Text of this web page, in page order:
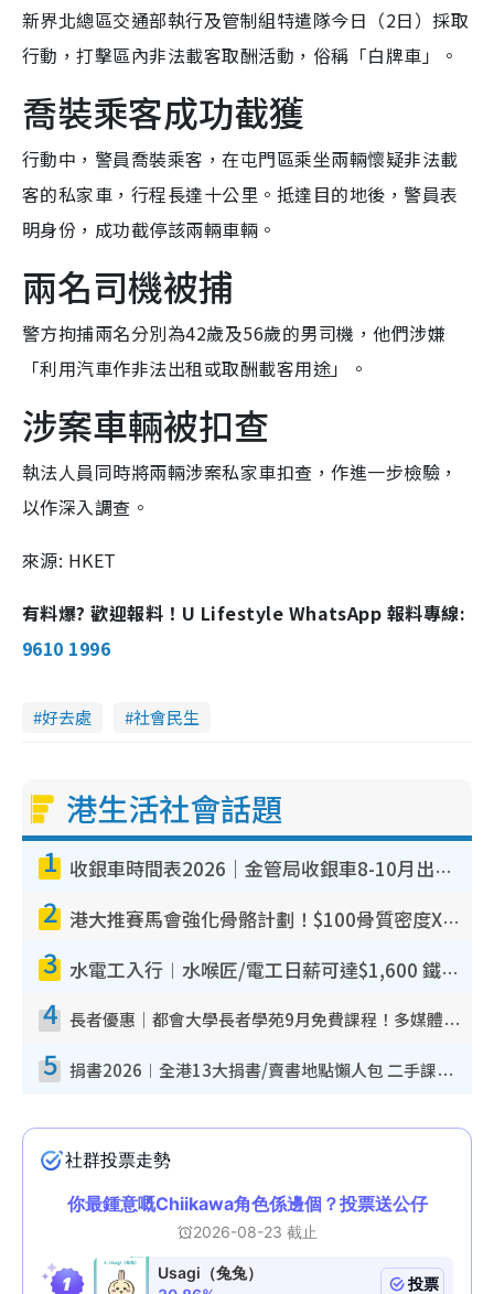
新界北總區交通部執行及管制組特遣隊今日（2日）採取
行動，打擊區內非法載客取酬活動，俗稱「白牌車」。
喬裝乘客成功截獲
行動中，警員喬裝乘客，在屯門區乘坐兩輛懷疑非法載
客的私家車，行程長達十公里。抵達目的地後，警員表
明身份，成功截停該兩輛車輛。
兩名司機被捕
警方拘捕兩名分別為42歲及56歲的男司機，他們涉嫌
「利用汽車作非法出租或取酬載客用途」。
涉案車輛被扣查
執法人員同時將兩輛涉案私家車扣查，作進一步檢驗，
以作深入調查。
來源: HKET
有料爆? 歡迎報料！U Lifestyle WhatsApp 報料專線:
9610 1996
好去處 社會民生
港生活社會話題
1 收銀車時間表2026｜金管局收銀車8-10月出沒地點+時間！無須手續費！硬幣免費轉現鈔或增值至八達通
2 港大推賽馬會強化骨骼計劃！$100骨質密度X光檢查 完成免費運動訓練送超市禮券！附參加資格
3 水電工入行︱水喉匠/電工日薪可達$1,600 鐵飯碗職業難被AI取代！附薪酬參考＋入行考牌途徑
4 長者優惠｜都會大學長者學苑9月免費課程！多媒體/微電影創作/網絡安全 附報名方法教學
5 捐書2026︱全港13大捐書/賣書地點懶人包 二手課本最高$150＋舊書換免費咖啡/戲票